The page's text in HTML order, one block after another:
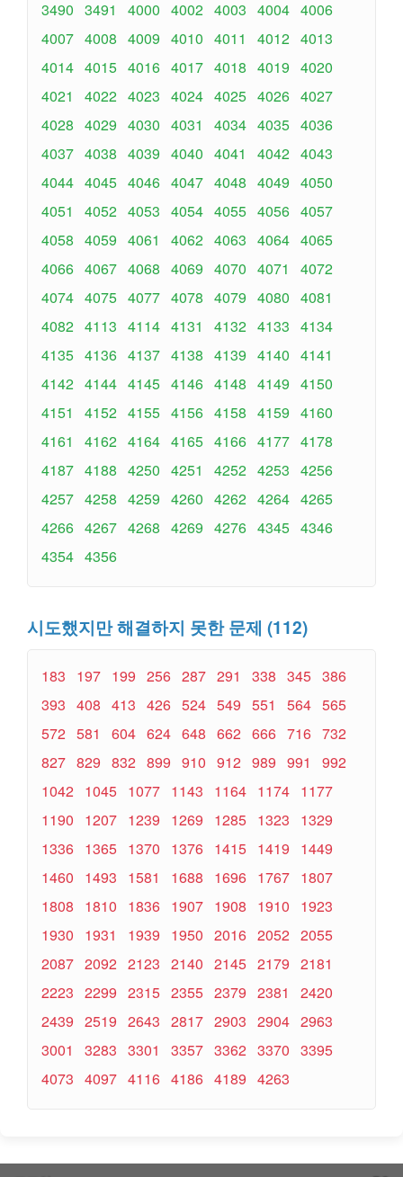
3490 3491 4000 4002 4003 4004 4006
4007 4008 4009 4010 4011 4012 4013
4014 4015 4016 4017 4018 4019 4020
4021
4022 4023 4024 4025 4026 4027
4028 4029 4030 4031 4034 4035 4036
4037 4038 4039 4040 4041 4042 4043
4044 4045 4046 4047 4048 4049 4050
4051
4052 4053 4054 4055 4056 4057
4058 4059 4061 4062 4063 4064 4065
4066 4067 4068 4069 4070 4071
4072
4074 4075 4077 4078 4079 4080 4081
4082 4113 4114 4131 4132 4133 4134
4135 4136 4137 4138 4139 4140 4141
4142 4144 4145 4146 4148 4149 4150
4151
4152 4155 4156 4158 4159 4160
4161
4162 4164 4165 4166 4177 4178
4187 4188 4250 4251 4252 4253 4256
4257 4258 4259 4260 4262 4264 4265
4266 4267 4268 4269 4276 4345 4346
4354 4356
시도했지만 해결하지 못한 문제 (112)
183 197 199 256 287 291 338 345 386
393 408 413 426 524 549 551 564 565
572 581 604 624 648 662 666 716 732
827 829 832 899 910 912 989 991
992
1042 1045 1077 1143 1164 1174 1177
1190
1207 1239 1269 1285 1323
1329
1336 1365 1370 1376 1415 1419
1449
1460
1493 1581 1688 1696 1767 1807
1808
1810 1836 1907 1908 1910
1923
1930
1931 1939 1950 2016 2052 2055
2087 2092 2123 2140 2145 2179 2181
2223 2299 2315 2355 2379 2381
2420
2439 2519 2643 2817 2903 2904 2963
3001
3283 3301 3357 3362 3370 3395
4073 4097 4116 4186 4189 4263